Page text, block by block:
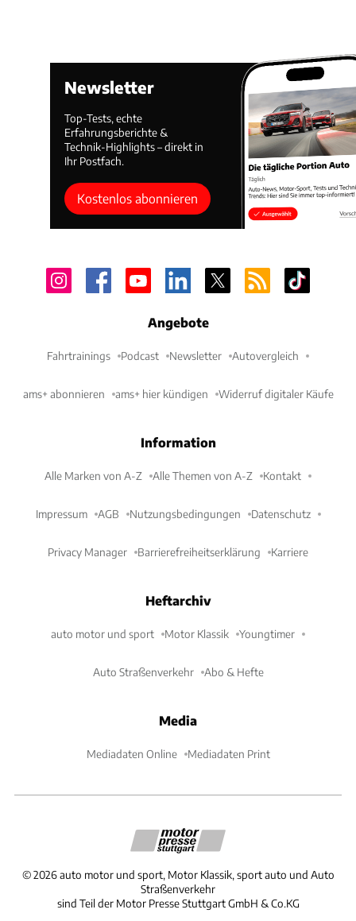
Newsletter
Top-Tests, echte
Erfahrungsberichte &
Technik-Highlights – direkt in
Ihr Postfach.
Kostenlos abonnieren
Angebote
Fahrtrainings Podcast Newsletter Autovergleich
ams+ abonnieren ams+ hier kündigen Widerruf digitaler Käufe
Information
Alle Marken von A-Z Alle Themen von A-Z Kontakt
Impressum AGB Nutzungsbedingungen Datenschutz
Privacy Manager Barrierefreiheitserklärung Karriere
Heftarchiv
auto motor und sport Motor Klassik Youngtimer
Auto Straßenverkehr Abo & Hefte
Media
Mediadaten Online Mediadaten Print
©2026 auto motor und sport, Motor Klassik, sport auto und Auto
Straßenverkehr
sind Teil der Motor Presse Stuttgart GmbH & Co.KG